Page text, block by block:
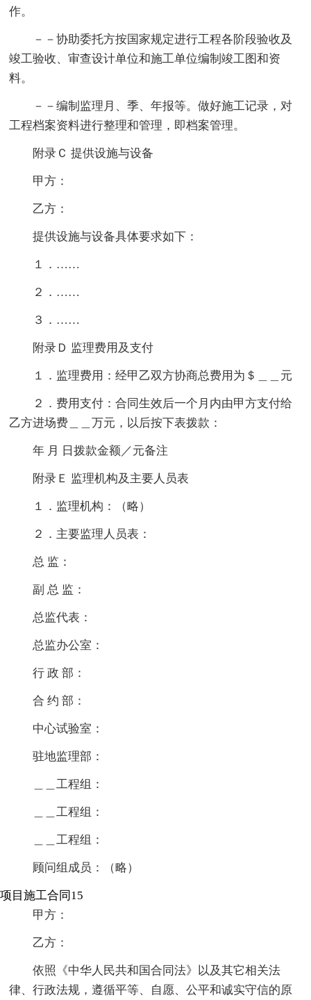
作。
－－协助委托方按国家规定进行工程各阶段验收及
竣工验收、审查设计单位和施工单位编制竣工图和资
料。
－－编制监理月、季、年报等。做好施工记录，对
工程档案资料进行整理和管理，即档案管理。
附录Ｃ 提供设施与设备
甲方：
乙方：
提供设施与设备具体要求如下：
１．……
２．……
３．……
附录Ｄ 监理费用及支付
１．监理费用：经甲乙双方协商总费用为＄＿＿元
２．费用支付：合同生效后一个月内由甲方支付给
乙方进场费＿＿万元，以后按下表拨款：
年 月 日拨款金额／元备注
附录Ｅ 监理机构及主要人员表
１．监理机构：（略）
２．主要监理人员表：
总 监：
副 总 监：
总监代表：
总监办公室：
行 政 部：
合 约 部：
中心试验室：
驻地监理部：
＿＿工程组：
＿＿工程组：
＿＿工程组：
顾问组成员：（略）
项目施工合同15
甲方：
乙方：
依照《中华人民共和国合同法》以及其它相关法
律、行政法规，遵循平等、自愿、公平和诚实守信的原